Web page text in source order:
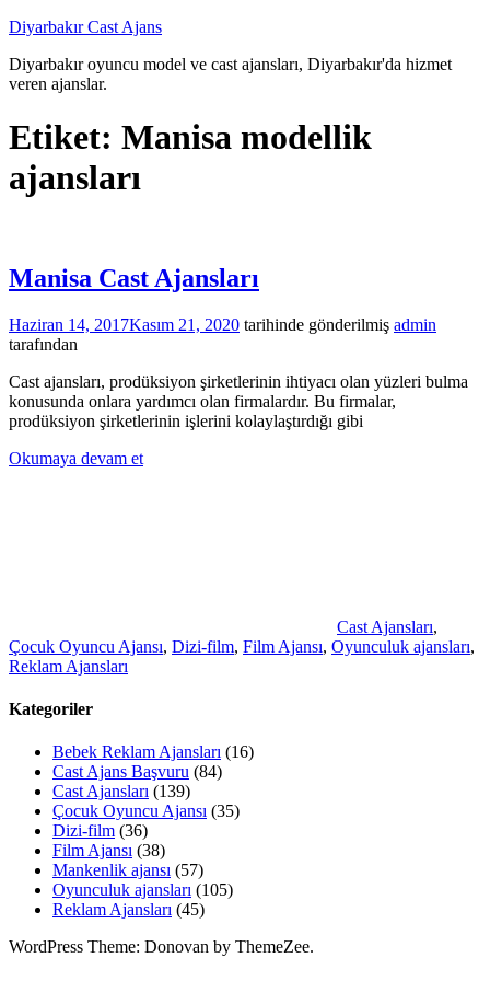
İçeriğe
Diyarbakır Cast Ajans
Diyarbakır oyuncu model ve cast ajansları, Diyarbakır'da hizmet
veren ajanslar.
Etiket: Manisa modellik
ajansları
Manisa Cast Ajansları
Haziran 14, 2017Kasım 21, 2020 tarihinde gönderilmiş admin
tarafından
Cast ajansları, prodüksiyon şirketlerinin ihtiyacı olan yüzleri bulma
konusunda onlara yardımcı olan firmalardır. Bu firmalar,
prodüksiyon şirketlerinin işlerini kolaylaştırdığı gibi
Okumaya devam et
Cast Ajansları,
Çocuk Oyuncu Ajansı, Dizi-film, Film Ajansı, Oyunculuk ajansları,
Reklam Ajansları
Kategoriler
Bebek Reklam Ajansları (16)
Cast Ajans Başvuru (84)
Cast Ajansları (139)
Çocuk Oyuncu Ajansı (35)
Dizi-film (36)
Film Ajansı (38)
Mankenlik ajansı (57)
Oyunculuk ajansları (105)
Reklam Ajansları (45)
WordPress Theme: Donovan by ThemeZee.